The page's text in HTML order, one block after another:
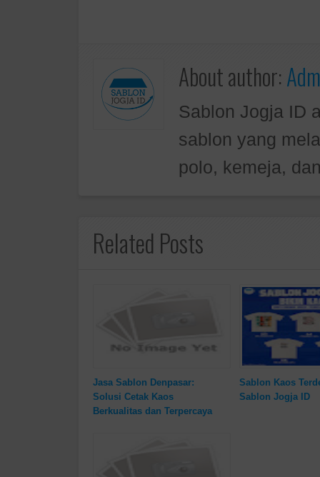
About author:
Sablon Jogja ID
sablon yang
polo, kemeja,
Related Posts
Jasa Sablon Denpasar:
Solusi Cetak Kaos
Berkualitas dan Terpercaya
Sablon Kaos
Sablon Jogja ID